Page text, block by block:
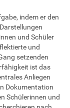
indem er den
und Schüler
und
setzenden
ist das
Anliegen
Dokumentation
Schülerinnen und